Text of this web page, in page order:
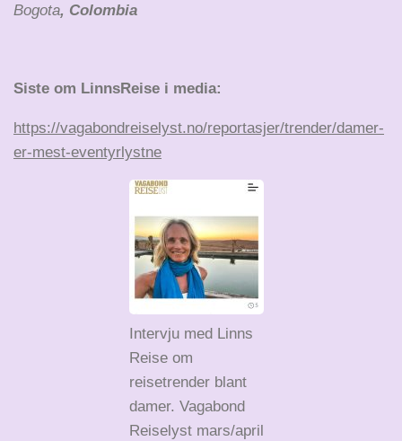
Bogota, Colombia
Siste om LinnsReise i media:
https://vagabondreiselyst.no/reportasjer/trender/damer-
er-mest-eventyrlystne
Intervju med Linns
Reise om
reisetrender blant
damer. Vagabond
Reiselyst mars/april